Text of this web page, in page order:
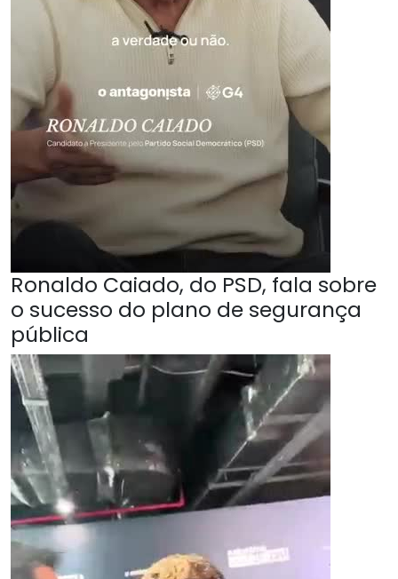
Ronaldo Caiado, do PSD, fala sobre
o sucesso do plano de segurança
pública